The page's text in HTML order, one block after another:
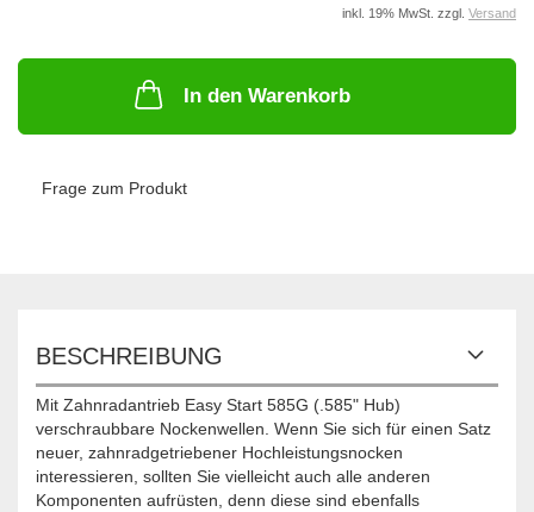
inkl. 19% MwSt. zzgl. Versand
In den Warenkorb
Frage zum Produkt
BESCHREIBUNG
Mit Zahnradantrieb Easy Start 585G (.585" Hub)
verschraubbare Nockenwellen. Wenn Sie sich für einen Satz
neuer, zahnradgetriebener Hochleistungsnocken
interessieren, sollten Sie vielleicht auch alle anderen
Komponenten aufrüsten, denn diese sind ebenfalls